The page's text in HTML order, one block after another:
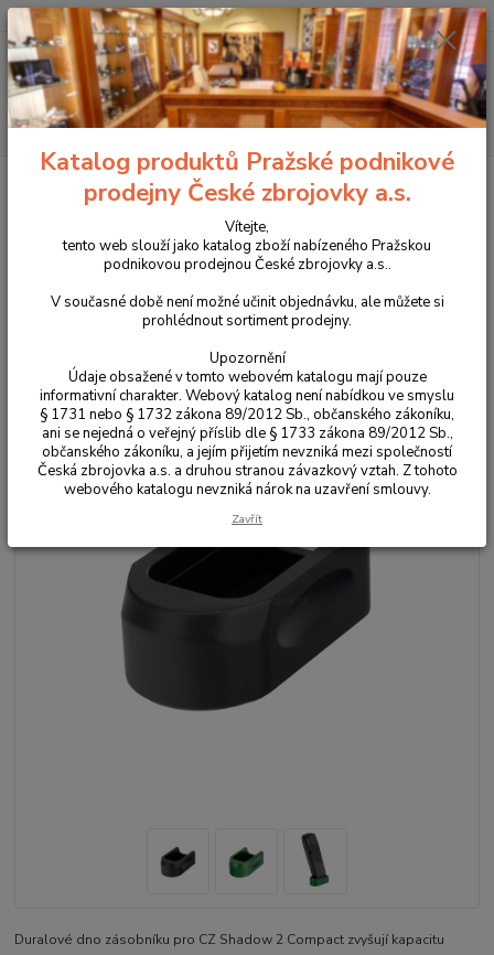
Menu
Hledat
+420 225 375 800
Příslušenství, doplňky a náhradní díly Pro pistole
dna a naváděče zásobníku
Duralové dno zásobníku +2 pro CZ Shadow 2
Duralové dno zásobníku +2 pro
CZ Shadow 2 Compact
Duralové dno zásobníku pro CZ Shadow 2 Compact zvyšují kapacitu
Katalog produktů Pražské podnikové
prodejny České zbrojovky a.s.
Vítejte,
tento web slouží jako katalog zboží nabízeného Pražskou
podnikovou prodejnou České zbrojovky a.s..
V současné době není možné učinit objednávku, ale můžete si
prohlédnout sortiment prodejny.
Upozornění
Údaje obsažené v tomto webovém katalogu mají pouze
informativní charakter. Webový katalog není nabídkou ve smyslu
§ 1731 nebo § 1732 zákona 89/2012 Sb., občanského zákoníku,
ani se nejedná o veřejný příslib dle § 1733 zákona 89/2012 Sb.,
občanského zákoníku, a jejím přijetím nevzniká mezi společností
Česká zbrojovka a.s. a druhou stranou závazkový vztah. Z tohoto
webového katalogu nevzniká nárok na uzavření smlouvy.
Zavřít